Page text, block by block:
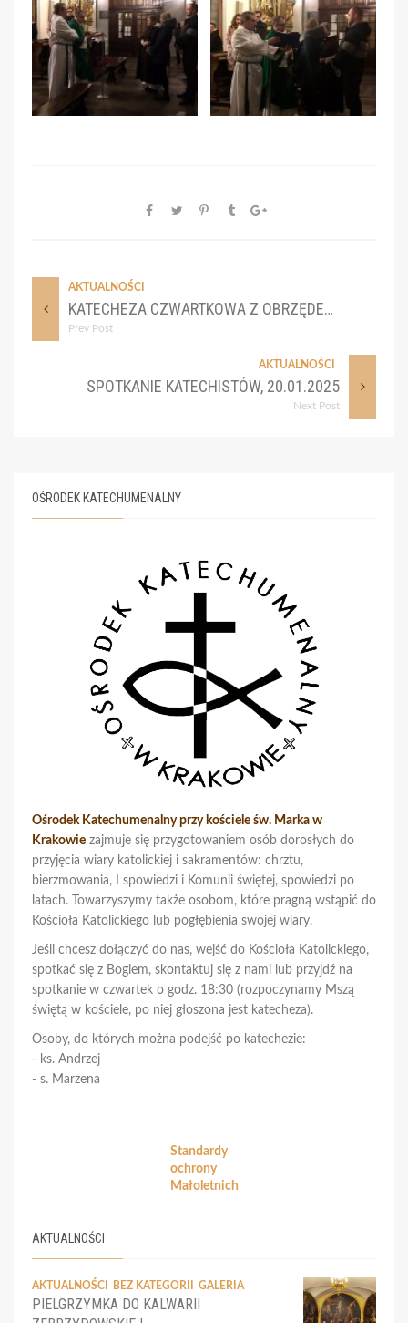
AKTUALNOŚCI
KATECHEZA CZWARTKOWA Z OBRZĘDEM PRZYJĘCIA DO KATECHUMENATU – 16 STYCZNIA 2025
Prev Post
AKTUALNOŚCI
SPOTKANIE KATECHISTÓW, 20.01.2025
Next Post
OŚRODEK KATECHUMENALNY
Ośrodek Katechumenalny przy kościele św. Marka w
Krakowie zajmuje się przygotowaniem osób dorosłych do
przyjęcia wiary katolickiej i sakramentów: chrztu,
bierzmowania, I spowiedzi i Komunii świętej, spowiedzi po
latach. Towarzyszymy także osobom, które pragną wstąpić do
Kościoła Katolickiego lub pogłębienia swojej wiary.
Jeśli chcesz dołączyć do nas, wejść do Kościoła Katolickiego,
spotkać się z Bogiem, skontaktuj się z nami lub przyjdź na
spotkanie w czwartek o godz. 18:30 (rozpoczynamy Mszą
świętą w kościele, po niej głoszona jest katecheza).
Osoby, do których można podejść po katechezie:
- ks. Andrzej
- s. Marzena
Standardy
ochrony
Małoletnich
AKTUALNOŚCI
AKTUALNOŚCI BEZ KATEGORII GALERIA
PIELGRZYMKA DO KALWARII